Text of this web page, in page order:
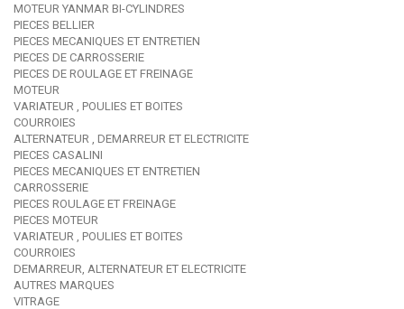
MOTEUR YANMAR BI-CYLINDRES
PIECES BELLIER
PIECES MECANIQUES ET ENTRETIEN
PIECES DE CARROSSERIE
PIECES DE ROULAGE ET FREINAGE
MOTEUR
VARIATEUR , POULIES ET BOITES
COURROIES
ALTERNATEUR , DEMARREUR ET ELECTRICITE
PIECES CASALINI
PIECES MECANIQUES ET ENTRETIEN
CARROSSERIE
PIECES ROULAGE ET FREINAGE
PIECES MOTEUR
VARIATEUR , POULIES ET BOITES
COURROIES
DEMARREUR, ALTERNATEUR ET ELECTRICITE
AUTRES MARQUES
VITRAGE